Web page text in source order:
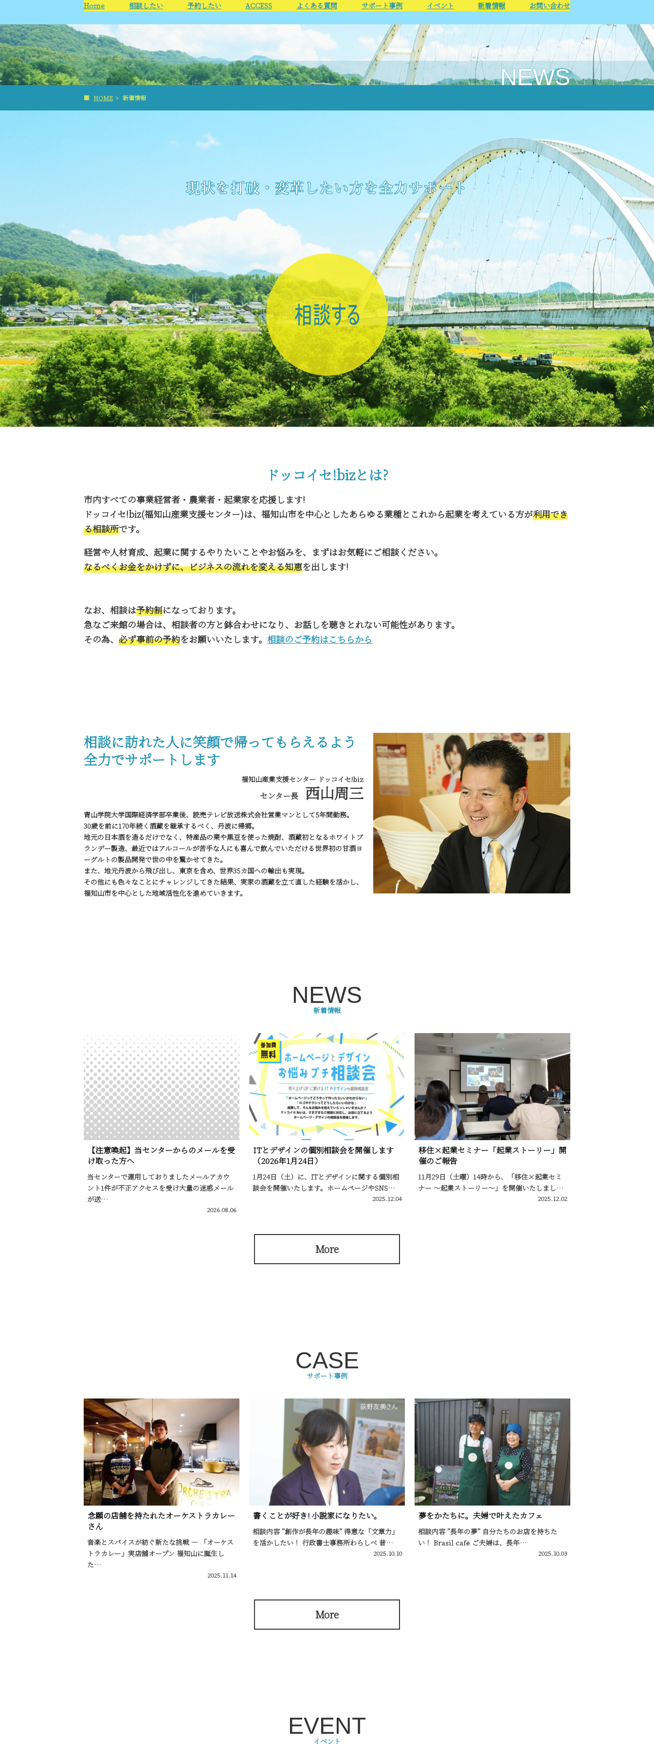
Home 相談したい 予約したい ACCESS よくある質問 サポート事例 イベント 新着情報 お問い合わせ
NEWS
■ HOME > 新着情報
ドッコイセ!bizとは?
市内すべての事業経営者・農業者・起業家を応援します!
ドッコイセ!biz(福知山産業支援センター)は、福知山市を中心としたあらゆる業種とこれから起業を考えている方が利用でき
る相談所です。
経営や人材育成、起業に関するやりたいことやお悩みを、まずはお気軽にご相談ください。
なるべくお金をかけずに、ビジネスの流れを変える知恵を出します!
なお、相談は予約制になっております。
急なご来館の場合は、相談者の方と鉢合わせになり、お話しを聴きとれない可能性があります。
その為、 必ず事前の予約をお願いいたします。 相談のご予約はこちらから
相談に訪れた人に笑顔で帰ってもらえるよう
全力でサポートします
福知山産業支援センター ドッコイセ!biz
センター長 西山周三
青山学院大学国際経済学部卒業後、読売テレビ放送株式会社営業マンとして5年間勤務。
30歳を前に170年続く酒蔵を継承するべく、丹波に帰郷。
地元の日本酒を造るだけでなく、特産品の栗や黒豆を使った焼酎、酒蔵初となるホワイトブ
ランデー製造、最近ではアルコールが苦手な人にも喜んで飲んでいただける世界初の甘酒ヨ
ーグルトの製品開発で世の中を驚かせてきた。
また、地元丹波から飛び出し、東京を含め、世界35カ国への輸出も実現。
その他にも色々なことにチャレンジしてきた結果、実家の酒蔵を立て直した経験を活かし、
福知山市を中心とした地域活性化を進めていきます。
NEWS
新着情報
【注意喚起】当センターからのメールを受
け取った方へ
当センターで運用しておりましたメールアカウ
ント1件が不正アクセスを受け大量の迷惑メール
が送…
2026.08.06
ITとデザインの個別相談会を開催します
（2026年1月24日）
1月24日（土）に、ITとデザインに関する個別相
談会を開催いたします。ホームページやSNS…
2025.12.04
移住×起業セミナー「起業ストーリー」開
催のご報告
11月29日（土曜）14時から、「移住×起業セミ
ナー 〜起業ストーリー〜」を開催いたしまし…
2025.12.02
More
CASE
サポート事例
念願の店舗を持たれたオーケストラカレー
さん
音楽とスパイスが紡ぐ新たな挑戦 — 「オーケス
トラカレー」実店舗オープン 福知山に誕生し
た…
2025.11.14
書くことが好き! 小説家になりたい。
相談内容 ”創作が長年の趣味” 得意な「文章力」
を活かしたい！ 行政書士事務所わらしべ 昔…
2025.10.10
夢をかたちに。夫婦で叶えたカフェ
相談内容 ”長年の夢” 自分たちのお店を持ちた
い！ Brasil cafė ご夫婦は、長年…
2025.10.03
More
EVENT
イベント